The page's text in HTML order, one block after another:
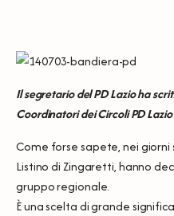
Il segretario del PD Lazio ha
Coordinatori dei Circoli PD Lazio
Come forse sapete, nei giorni
Listino di Zingaretti, hanno
gruppo regionale.
È una scelta di grande